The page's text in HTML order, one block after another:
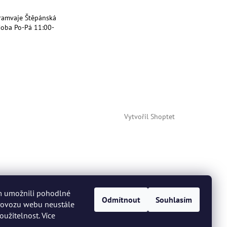
umožnili pohodlné
webu neustále
Více
Odmítnout Souhlasím
Štěpánská
Po-Pá 11:00-
Vytvořil Shoptet